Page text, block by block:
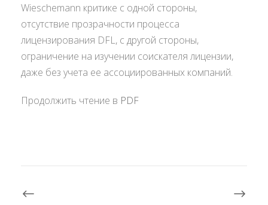
Wieschemann критике с одной стороны,
отсутствие прозрачности процесса
лицензирования DFL, с другой стороны,
ограничение на изучении соискателя лицензии,
даже без учета ее ассоциированных компаний.
Продолжить чтение в PDF